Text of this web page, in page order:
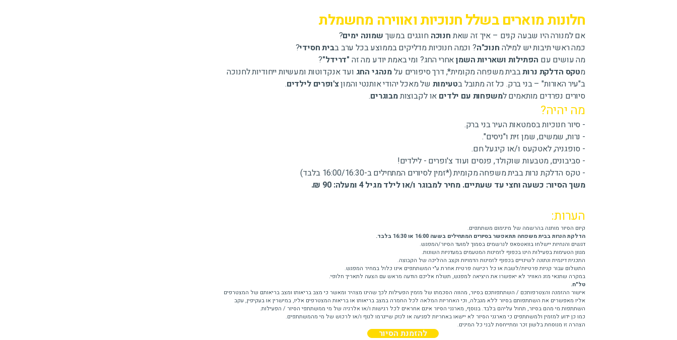
חלונות מוארים בשלל חנוכיות ואווירה מחשמלת
אם למנורה היו שבעה קנים – איך זה שאתחנוכה חוגגים במשך שמונה ימים?
כמה ראשי תיבות יש למילה חנוכ"ה? וכמה חנוכיות מדליקים בממוצע בכל ערב בבית חסידי?
מה עושים עם הפתילות ושאריות השמןאחרי החג? ומי באמת יודע מה זה "דרידל"?
מטקס הדלקת נרותבבית משפחה מקומית*, דרך סיפורים עלמנהגי החג ועד אנקדוטות ומעשיות ייחודיות לחנוכה
ב"עיר האורות" – בני ברק. כל זה מתובל בטעימותשל מאכל יהודי אותנטי והמוןצ'ופרים לילדים.
סיורים נפרדים מותאמים למשפחות עם ילדים או לקבוצותמבוגרים.
מה יהיה?
- סיור חנוכיות בסמטאות העיר בני ברק.
- נרות, שמשים, שמן זית ו"ניסים".
- סופגניה, לאטקעס ו/או קיגעל חם.
- סביבונים, מטבעות שוקולד, פנסים ועוד צ'ופרים - לילדים!
- טקס הדלקת נרות בבית משפחה מקומית (*זמין לסיורים המתחילים ב-16:00/16:30 בלבד)
משך הסיור: כשעה וחצי עד שעתיים. מחיר למבוגר ו/או לילד מגיל 4 ומעלה: 90 ₪.
הערות:
קיום הסיור מותנה בהרשמה של מינימום משתתפים.
הדלקת הנרות בבית משפחה תתאפשר בסיורים המתחילים בשעה 16:00 או 16:30 בלבד.
דגשים והנחיות יישלחו בוואטסאפ לנרשמים בסמוך למועד הסיור/המפגש.
מגוון הטעימות בפעילות הינו בכפוף לזמינות המטעמים במעדניות השונות.
התכנית דינמית ונתונה לשינויים בכפוף לזמינות הדמויות וקצב ההליכה של הקבוצה.
התשלום עבור קניות פרטיות/לשבת או כל רכישה פרטית אחרת ע"י המשתתפים אינו כלול במחיר המפגש.
במקרה שתנאי מזג האוויר לא יאפשרו את היציאה למפגש, תשלח אליכם הודעה מראש עם הצעה לתאריך חלופי.
טל"ח.
אישור ההזמנה והצטרפותכם / השתתפותכם בסיור, מהווה הסכמתו של מזמין הפעילות לכך שהינו מצהיר ומאשר כי מצב בריאותו ומצב בריאותם של המצטרפים
אליו מאפשרים את השתתפותם בסיור ללא מגבלה, וכי האחריות המלאה לכל החמרה במצב בריאותו או בריאות המצטרפים אליו, במישרין או בעקיפין, עקב
השתתפות מי מהם בסיור, תחול עליהם בלבד. בנוסף, מארגני הסיור אינם אחראים לכל רגישות ו/או אלרגיה של מי ממשתתפי הסיור / הפעילות.
כמו כן ידוע למזמין ולמשתתפים כי מארגני הסיור לא יישאו באחריות לפגיעה או לנזק שייגרמו לגוף ו/או לרכוש של מי מהמשתתפים.
הצהרה זו מנוסחת בלשון זכר ומתייחסת לבני כל המינים.
להזמנת הסיור